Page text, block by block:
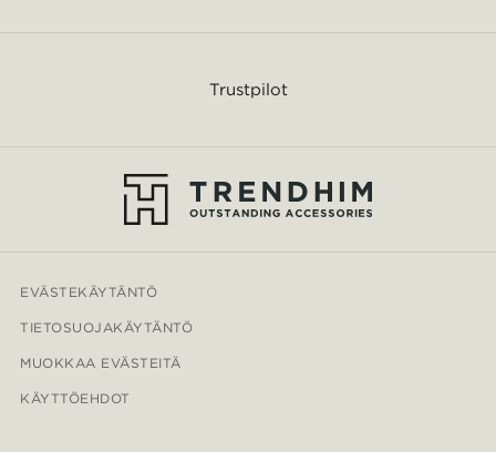
Trustpilot
EVÄSTEKÄYTÄNTÖ
TIETOSUOJAKÄYTÄNTÖ
MUOKKAA EVÄSTEITÄ
KÄYTTÖEHDOT